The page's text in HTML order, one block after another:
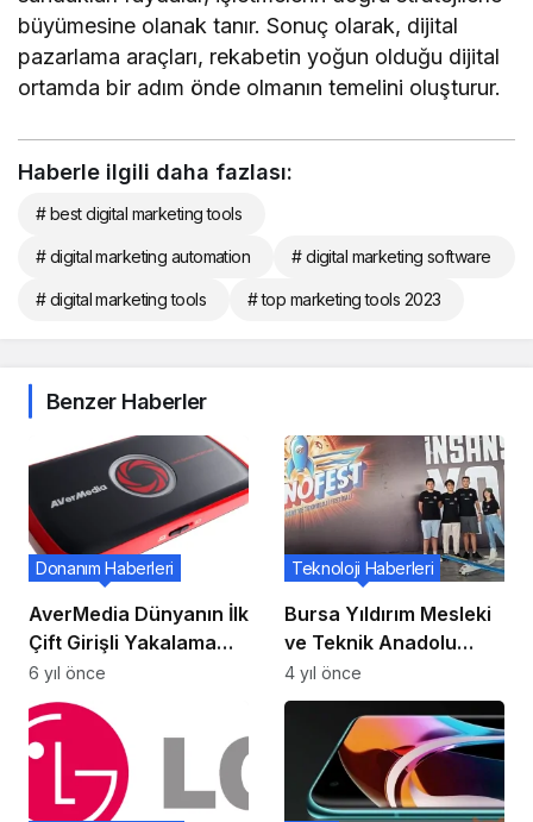
büyümesine olanak tanır. Sonuç olarak, dijital
pazarlama araçları, rekabetin yoğun olduğu dijital
ortamda bir adım önde olmanın temelini oluşturur.
Haberle ilgili daha fazlası:
# best digital marketing tools
# digital marketing automation # digital marketing software
# digital marketing tools # top marketing tools 2023
Benzer Haberler
AverMedia Dünyanın İlk
Çift Girişli Yakalama
Kartını Duyurdu!
Donanım Haberleri
6 yıl önce
Bursa Yıldırım Mesleki
ve Teknik Anadolu
Lisesi Feza Takımı
TEKNOFEST Finalinde
Teknoloji Haberleri
4 yıl önce